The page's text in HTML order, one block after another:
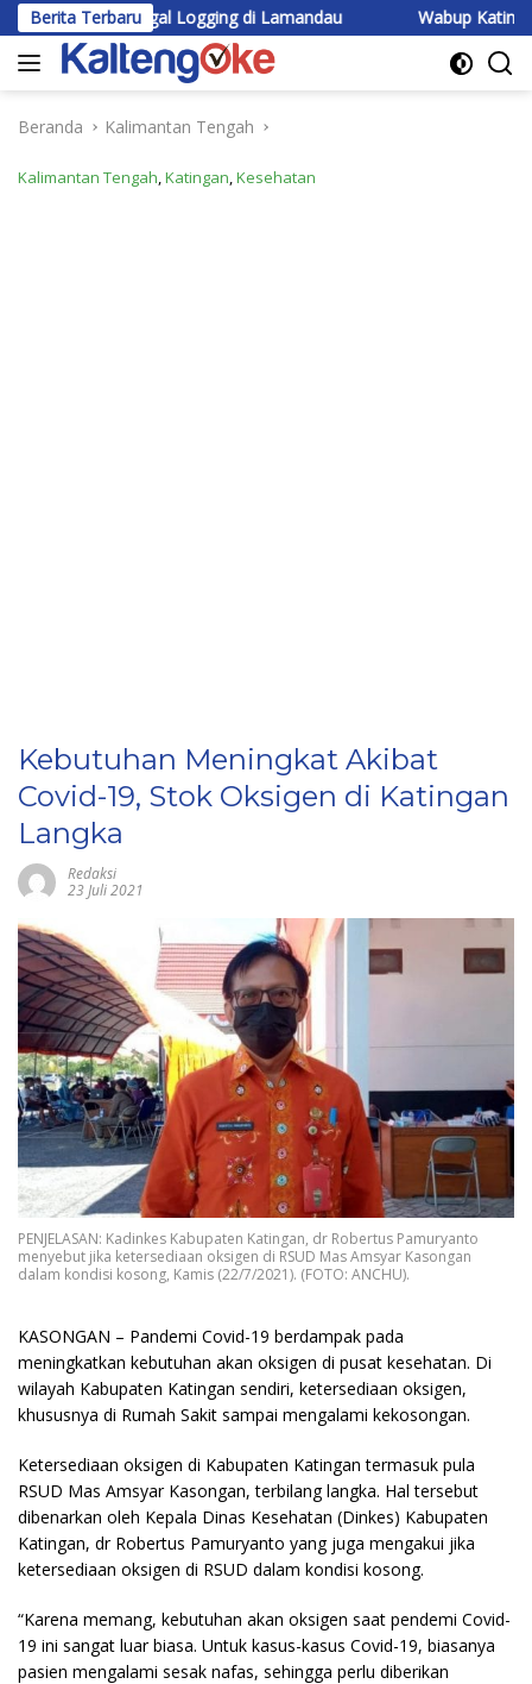
Langsung
ke
konten
Berita Terbaru
Ilegal Logging di Lamandau Wabup Katingan Beri
Beranda Kalimantan Tengah
Kalimantan Tengah,Katingan,Kesehatan
Kebutuhan Meningkat Akibat
Covid-19, Stok Oksigen di Katingan
Langka
Redaksi
23 Juli 2021
PENJELASAN: Kadinkes Kabupaten Katingan, dr Robertus Pamuryanto
menyebut jika ketersediaan oksigen di RSUD Mas Amsyar Kasongan
dalam kondisi kosong, Kamis (22/7/2021). (FOTO: ANCHU).
KASONGAN – Pandemi Covid-19 berdampak pada
meningkatkan kebutuhan akan oksigen di pusat kesehatan. Di
wilayah Kabupaten Katingan sendiri, ketersediaan oksigen,
khususnya di Rumah Sakit sampai mengalami kekosongan.
Ketersediaan oksigen di Kabupaten Katingan termasuk pula
RSUD Mas Amsyar Kasongan, terbilang langka. Hal tersebut
dibenarkan oleh Kepala Dinas Kesehatan (Dinkes) Kabupaten
Katingan, dr Robertus Pamuryanto yang juga mengakui jika
ketersediaan oksigen di RSUD dalam kondisi kosong.
“Karena memang, kebutuhan akan oksigen saat pendemi Covid-
19 ini sangat luar biasa. Untuk kasus-kasus Covid-19, biasanya
pasien mengalami sesak nafas, sehingga perlu diberikan